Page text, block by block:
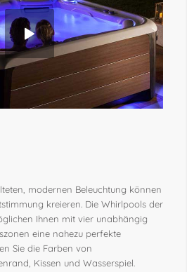
modernen Beleuchtung können
kreieren. Die Whirlpools der
Ihnen mit vier unabhängig
eine nahezu perfekte
Sie die Farben von
Kissen und Wasserspiel.